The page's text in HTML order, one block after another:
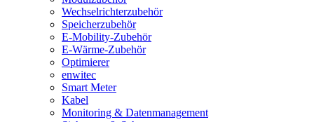
Wechselrichterzubehör
Speicherzubehör
E-Mobility-Zubehör
E-Wärme-Zubehör
Optimierer
enwitec
Smart Meter
Kabel
Monitoring & Datenmanagement